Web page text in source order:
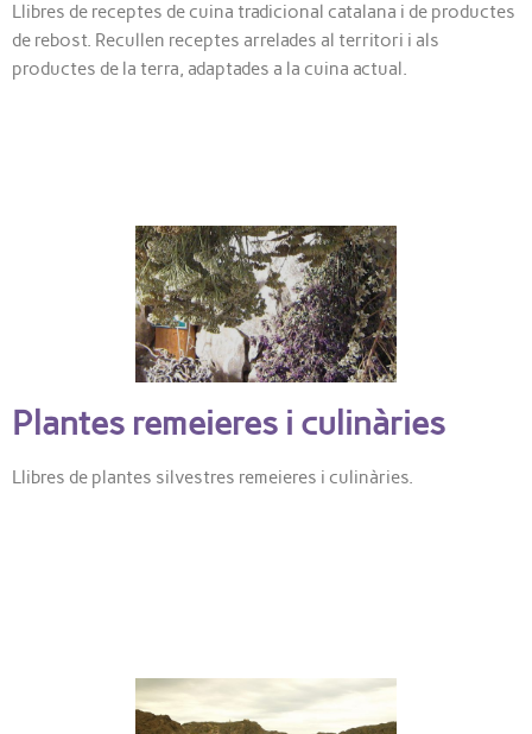
Llibres de receptes de cuina tradicional catalana i de productes
de rebost. Recullen receptes arrelades al territori i als
productes de la terra, adaptades a la cuina actual.
Plantes remeieres i culinàries
Llibres de plantes silvestres remeieres i culinàries.